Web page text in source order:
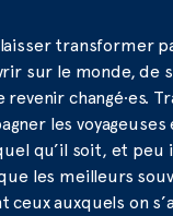
transformer
sur le monde, de
changé·es.
les voyageuses
qu’il soit, et peu
les meilleurs
ceux auxquels on